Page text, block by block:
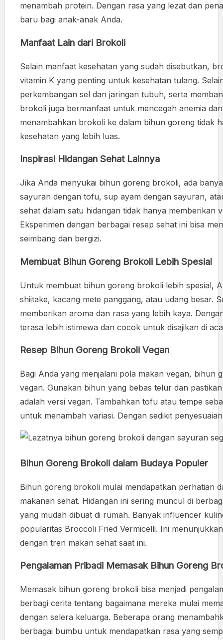
menambah protein. Dengan rasa yang lezat dan
baru bagi anak-anak Anda.
Manfaat Lain dari Brokoli
Selain manfaat kesehatan yang sudah disebutkan,
vitamin K yang penting untuk kesehatan tulang.
perkembangan sel dan jaringan tubuh, serta
brokoli juga bermanfaat untuk mencegah anemia
menambahkan brokoli ke dalam bihun goreng tidak
kesehatan yang lebih luas.
Inspirasi Hidangan Sehat Lainnya
Jika Anda menyukai bihun goreng brokoli, ada
sayuran dengan tofu, sup ayam dengan sayuran,
sehat dalam satu hidangan tidak hanya memberikan
Eksperimen dengan berbagai resep sehat ini bisa
seimbang dan bergizi.
Membuat Bihun Goreng Brokoli Lebih Spesial
Untuk membuat bihun goreng brokoli lebih spesial,
shiitake, kacang mete panggang, atau udang besar.
memberikan aroma dan rasa yang lebih kaya.
terasa lebih istimewa dan cocok untuk disajikan di
Resep Bihun Goreng Brokoli Vegan
Bagi Anda yang menjalani pola makan vegan, bihun
vegan. Gunakan bihun yang bebas telur dan
adalah versi vegan. Tambahkan tofu atau tempe
untuk menambah variasi. Dengan sedikit
Bihun Goreng Brokoli dalam Budaya Populer
Bihun goreng brokoli mulai mendapatkan perhatian
makanan sehat. Hidangan ini sering muncul di
yang mudah dibuat di rumah. Banyak influencer
popularitas Broccoli Fried Vermicelli. Ini
dengan tren makan sehat saat ini.
Pengalaman Pribadi Memasak Bihun Goreng
Memasak bihun goreng brokoli bisa menjadi
berbagi cerita tentang bagaimana mereka mulai
dengan selera keluarga. Beberapa orang
berbagai bumbu untuk mendapatkan rasa yang